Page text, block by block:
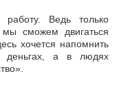
Ведь только
сможем двигаться
хочется напомнить
деньгах, а в людях